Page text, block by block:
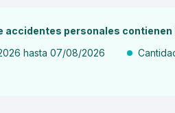
accidentes personales
hasta 07/08/2026